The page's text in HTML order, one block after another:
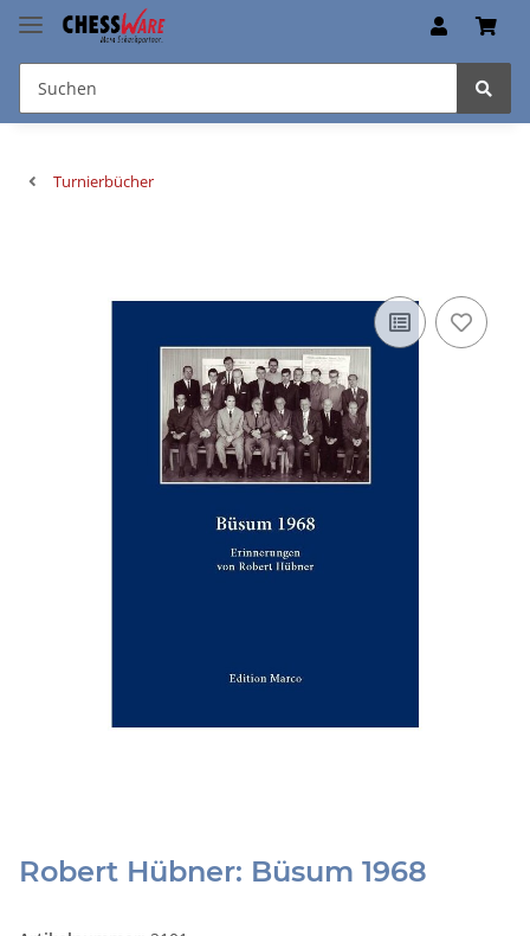
Turnierbücher
Robert Hübner: Büsum 1968